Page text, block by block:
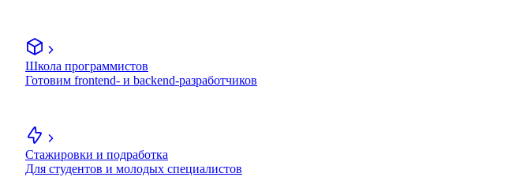
Школа программистов
Готовим frontend- и backend-разработчиков
Стажировки и подработка
Для студентов и молодых специалистов